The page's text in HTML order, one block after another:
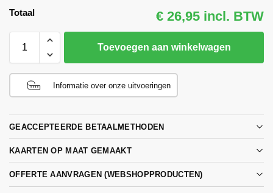
Totaal € 26,95 incl. BTW
Toevoegen aan winkelwagen
Informatie over onze uitvoeringen
GEACCEPTEERDE BETAALMETHODEN
KAARTEN OP MAAT GEMAAKT
OFFERTE AANVRAGEN (WEBSHOPPRODUCTEN)